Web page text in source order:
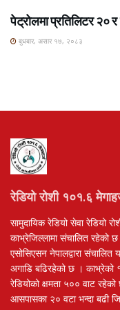
पेट्रोलमा प्रतिलिटर २०
बुधबार, असार १७, २०८३
रेडियो रोशी १०१.६
सामुदायिक रेडियो सेवा रेडियो
काभ्रेजिल्लामा संचालित रहेको छ
एसोसिएसन नेपालद्वारा
अगाडि बढिरहेको छ । काभ्रेको
रेडियोको क्षमता ५०० वाट
आसपासका २० वटा भन्दा बढी